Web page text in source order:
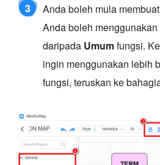
3
Anda boleh mula
Anda boleh
daripada Umumfungsi.
ingin menggunakan lebih
fungsi, teruskan ke